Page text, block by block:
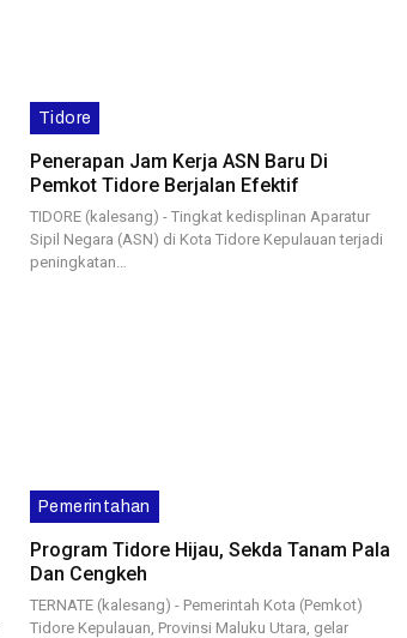
Tidore
Penerapan Jam Kerja ASN Baru Di
Pemkot Tidore Berjalan Efektif
TIDORE (kalesang) - Tingkat kedisplinan Aparatur
Sipil Negara (ASN) di Kota Tidore Kepulauan terjadi
peningkatan…
Pemerintahan
Program Tidore Hijau, Sekda Tanam Pala
Dan Cengkeh
TERNATE (kalesang) - Pemerintah Kota (Pemkot)
Tidore Kepulauan, Provinsi Maluku Utara, gelar